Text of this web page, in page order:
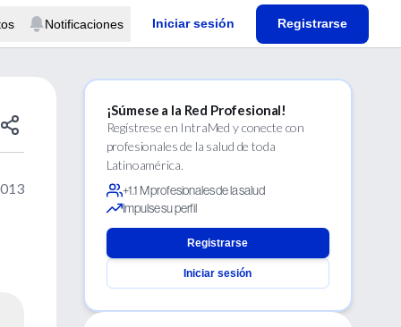
Notificaciones Iniciar sesión Registrarse
¡Súmese a la Red Profesional!
Regístrese en IntraMed y conecte con
profesionales de la salud de toda
Latinoamérica.
+1.1 M profesionales de la salud
Impulse su perfil
Registrarse
Iniciar sesión